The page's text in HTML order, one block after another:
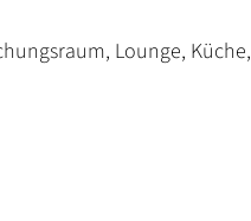
Lounge, Küche,